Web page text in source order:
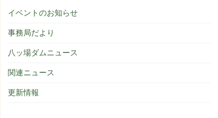
イベントのお知らせ
事務局だより
八ッ場ダムニュース
関連ニュース
更新情報